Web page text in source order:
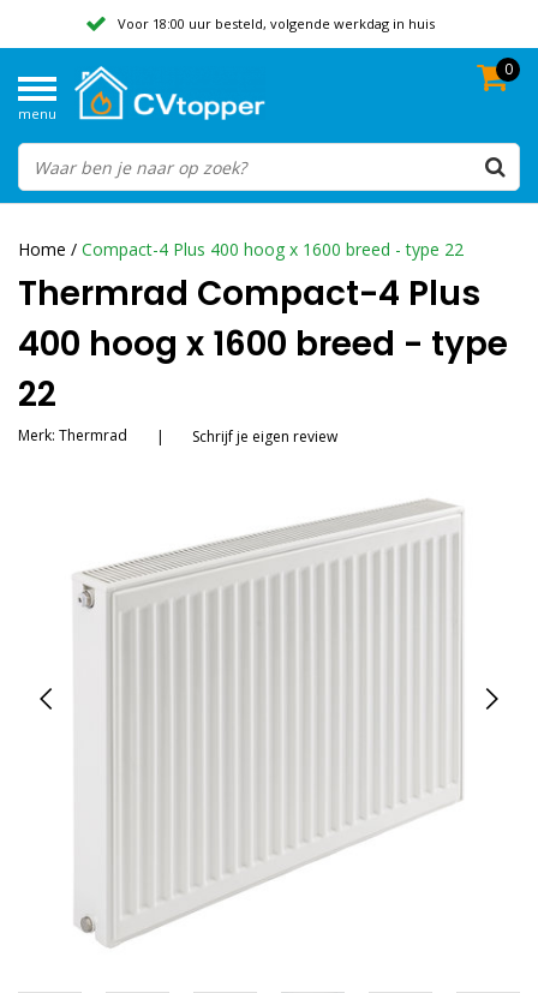
Voor 18:00 uur besteld, volgende werkdag in huis
Beoordeeld met een 9,8
menu
0
Home / Compact-4 Plus 400 hoog x 1600 breed - type 22
Thermrad Compact-4 Plus
400 hoog x 1600 breed - type
22
Merk: Thermrad | Schrijf je eigen review